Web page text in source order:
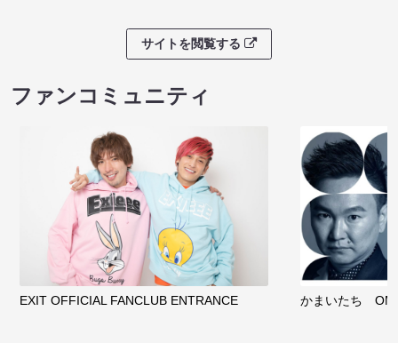
サイトを閲覧する
ファンコミュニティ
EXIT OFFICIAL FANCLUB ENTRANCE かまいたち